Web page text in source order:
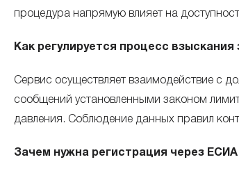
процедура напрямую влияет на
Как регулируется процесс
Сервис осуществляет взаимодействие с
сообщений установленными законом
давления. Соблюдение данных правил
Зачем нужна регистрация через